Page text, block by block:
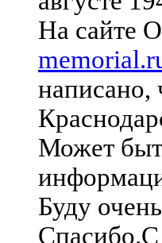
На сайте
Может
Буду